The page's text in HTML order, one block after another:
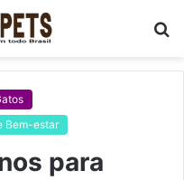
Bem-estar
para